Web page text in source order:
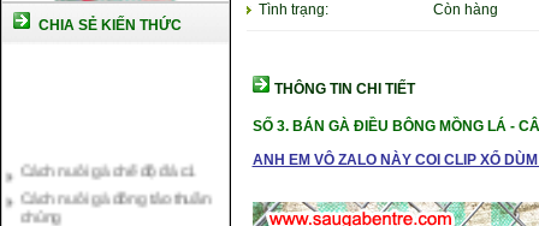
CHIA SẺ KIẾN THỨC
Cách nuôi gà đông tảo thuần
Kỹ thuật nuôi gà con mới nở
Tình trạng: Còn hàng
THÔNG TIN CHI TIẾT
SỐ 3. BÁN GÀ ĐIỀU BÔNG MỒNG LÁ -
ANH EM VÔ ZALO NÀY COI CLIP XỔ